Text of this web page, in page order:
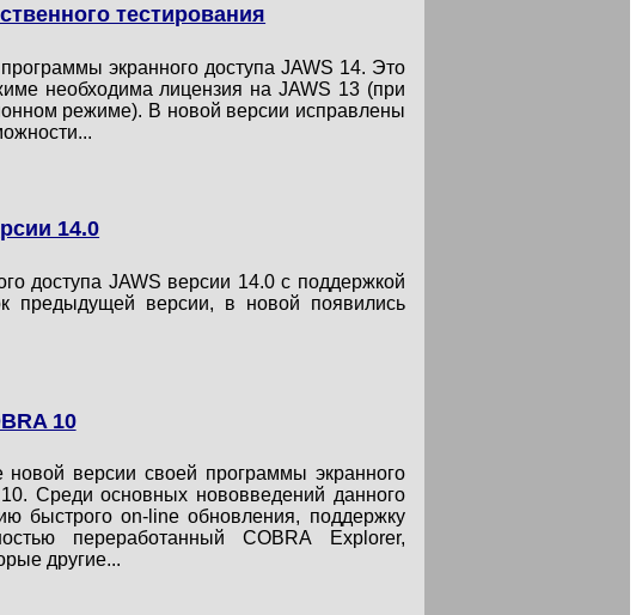
тестирования
экранного доступа JAWS 14. Это
необходима лицензия на JAWS 13 (при
режиме). В новой версии исправлены
14.0
доступа JAWS версии 14.0 с поддержкой
предыдущей версии, в новой появились
10
версии своей программы экранного
Среди основных нововведений данного
быстрого on-line обновления, поддержку
переработанный COBRA Explorer,
другие...